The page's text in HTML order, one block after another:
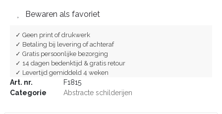
Bewaren als favoriet
✓ Geen print of drukwerk
✓ Betaling bij levering of achteraf
✓ Gratis persoonlijke bezorging
✓ 14 dagen bedenktijd & gratis retour
✓ Levertijd gemiddeld 4 weken
Art. nr.
F1815
Categorie
Abstracte schilderijen